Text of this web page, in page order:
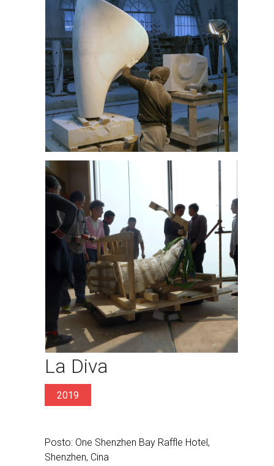
La Diva
2019
Posto: One Shenzhen Bay Raffle Hotel,
Shenzhen, Cina